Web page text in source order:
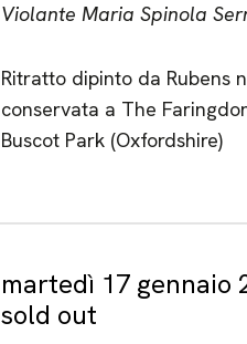
Violante Maria Spinola
Ritratto dipinto da Rubens
conservata a The
Buscot Park (Oxfordshire)
martedì 17 gennaio
sold out